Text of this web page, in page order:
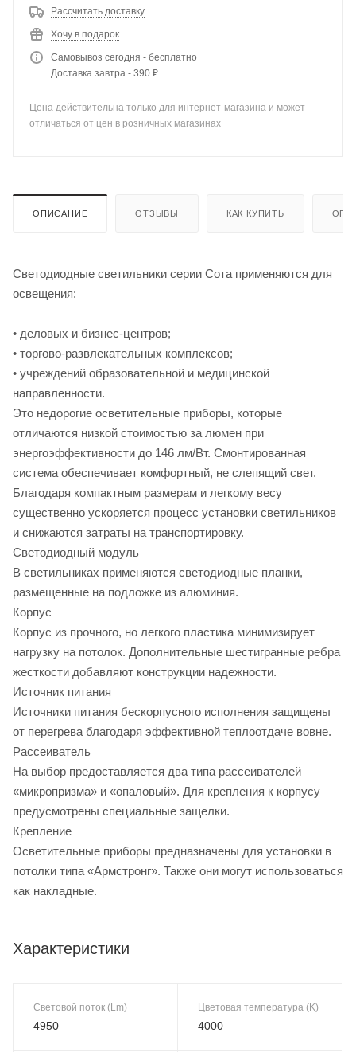
Рассчитать доставку
Хочу в подарок
Самовывоз сегодня - бесплатно
Доставка завтра - 390 ₽
Цена действительна только для интернет-магазина и может
отличаться от цен в розничных магазинах
ОПИСАНИЕ ОТЗЫВЫ КАК КУПИТЬ
Светодиодные светильники серии Сота применяются для
освещения:
• деловых и бизнес-центров;
• торгово-развлекательных комплексов;
• учреждений образовательной и медицинской
направленности.
Это недорогие осветительные приборы, которые
отличаются низкой стоимостью за люмен при
энергоэффективности до 146 лм/Вт. Смонтированная
система обеспечивает комфортный, не слепящий свет.
Благодаря компактным размерам и легкому весу
существенно ускоряется процесс установки светильников
и снижаются затраты на транспортировку.
Светодиодный модуль
В светильниках применяются светодиодные планки,
размещенные на подложке из алюминия.
Корпус
Корпус из прочного, но легкого пластика минимизирует
нагрузку на потолок. Дополнительные шестигранные ребра
жесткости добавляют конструкции надежности.
Источник питания
Источники питания бескорпусного исполнения защищены
от перегрева благодаря эффективной теплоотдаче вовне.
Рассеиватель
На выбор предоставляется два типа рассеивателей –
«микропризма» и «опаловый». Для крепления к корпусу
предусмотрены специальные защелки.
Крепление
Осветительные приборы предназначены для установки в
потолки типа «Армстронг». Также они могут использоваться
как накладные.
Характеристики
Световой поток (Lm)
4950
Цветовая температура (K)
4000